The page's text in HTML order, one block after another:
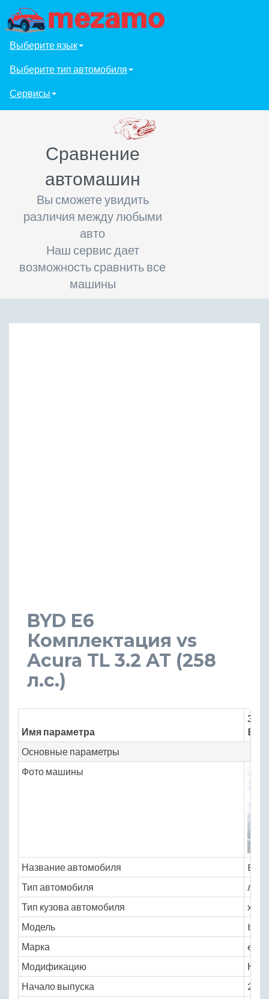
Выберите язык
Выберите тип автомобиля
Сервисы
Сравнение
автомашин
Вы сможете увидить
различия между любыми
авто
Наш сервис дает
возможность сравнить все
машины
BYD E6
Комплектация vs
Acura TL 3.2 AT (258
л.с.)
Имя параметра
BYD
Основные параметры
Фото машины
Название автомобиля
BYD
Тип автомобиля
Тип кузова автомобиля
Модель
byd
Марка
e6
Модификацию
Начало выпуска
2011